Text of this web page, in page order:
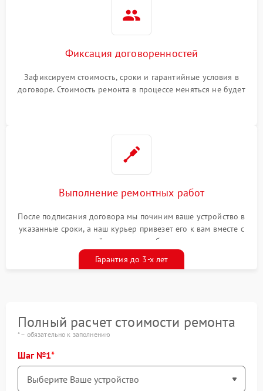
Фиксация договоренностей
Зафиксируем стоимость, сроки и гарантийные условия в
договоре. Стоимость ремонта в процессе меняться не будет
Выполнение ремонтных работ
После подписания договора мы починим ваше устройство в
указанные сроки, а наш курьер привезет его к вам вместе с
гарантийным талоном бесплатно
Гарантия до 3-х лет
Полный расчет стоимости ремонта
* – обязательно к заполнению
Шаг №1